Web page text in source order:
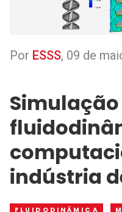
Por ESSS, 09 de
Simulação
indústria
FLUIDODINÂMICA